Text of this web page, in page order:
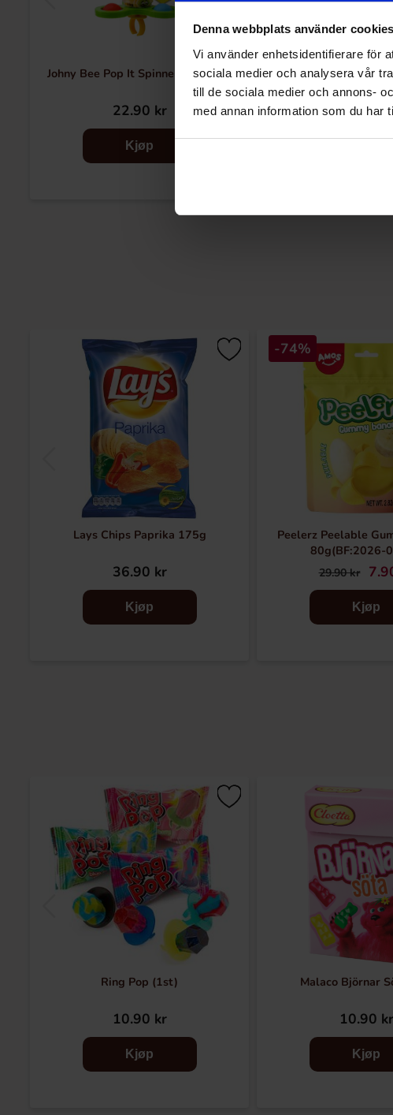
Denna webbplats använder cookies
Vi använder enhetsidentifierare för
sociala medier och analysera vår
till de sociala medier och annons-
med annan information som du har
Johny Bee Pop It Spinner 15g (1st)
22.90 kr
Kjøp
Juicy Drop Bazooka
34.99 kr
Lays Chips Paprika 175g
36.90 kr
Kjøp
-74%
Peelerz Peelable
80g(BF:2026-
29.90 kr
Kjøp
Ring Pop (1st)
10.90 kr
Kjøp
Malaco Björnar
10.90 kr
Kjøp